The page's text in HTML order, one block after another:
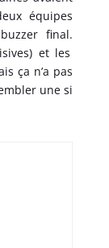
équipes
final.
et les
ça n’a pas
une si